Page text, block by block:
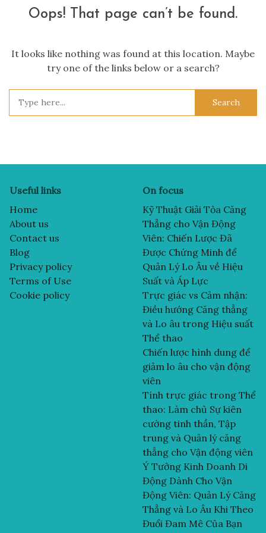
Oops! That page can’t be found.
It looks like nothing was found at this location. Maybe
try one of the links below or a search?
Useful links
Home
About us
Contact us
Blog
Privacy policy
Terms of Use
Cookie policy
On focus
Kỹ Thuật Giải Tỏa Căng
Thẳng cho Vận Động
Viên: Chiến Lược Đã
Được Chứng Minh để
Quản Lý Lo Âu về Hiệu
Suất và Áp Lực
Trực giác vs Cảm nhận:
Điều hướng Căng thẳng
và Lo âu trong Hiệu suất
Thể thao
Chiến lược hình dung để
giảm lo âu cho vận động
viên
Tính trực giác trong Thể
thao: Làm chủ Sự kiên
cường tinh thần, Tập
trung và Quản lý căng
thẳng cho Vận động viên
Ý Tưởng Kinh Doanh Di
Động Dành Cho Vận
Động Viên: Quản Lý Căng
Thẳng và Lo Âu Khi Theo
Đuổi Đam Mê Của Bạn